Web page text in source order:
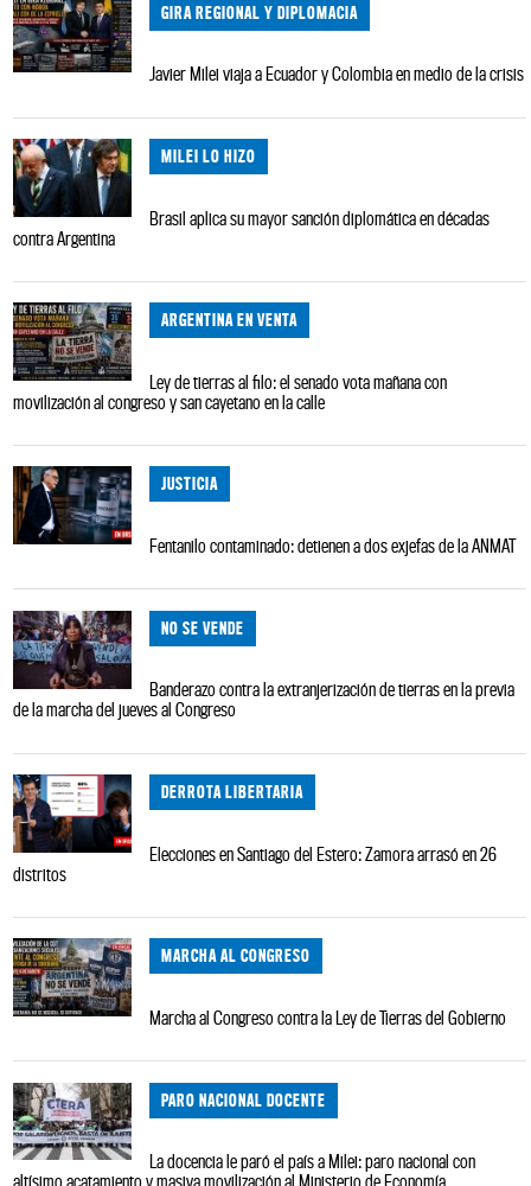
GIRA REGIONAL Y DIPLOMACIA
Javier Milei viaja a Ecuador y Colombia en medio de la crisis
MILEI LO HIZO
Brasil aplica su mayor sanción diplomática en décadas
contra Argentina
ARGENTINA EN VENTA
Ley de tierras al filo: el senado vota mañana con
movilización al congreso y san cayetano en la calle
JUSTICIA
Fentanilo contaminado: detienen a dos exjefas de la ANMAT
NO SE VENDE
Banderazo contra la extranjerización de tierras en la previa
de la marcha del jueves al Congreso
DERROTA LIBERTARIA
Elecciones en Santiago del Estero: Zamora arrasó en 26
distritos
MARCHA AL CONGRESO
Marcha al Congreso contra la Ley de Tierras del Gobierno
PARO NACIONAL DOCENTE
La docencia le paró el país a Milei: paro nacional con
altísimo acatamiento y masiva movilización al Ministerio de Economía